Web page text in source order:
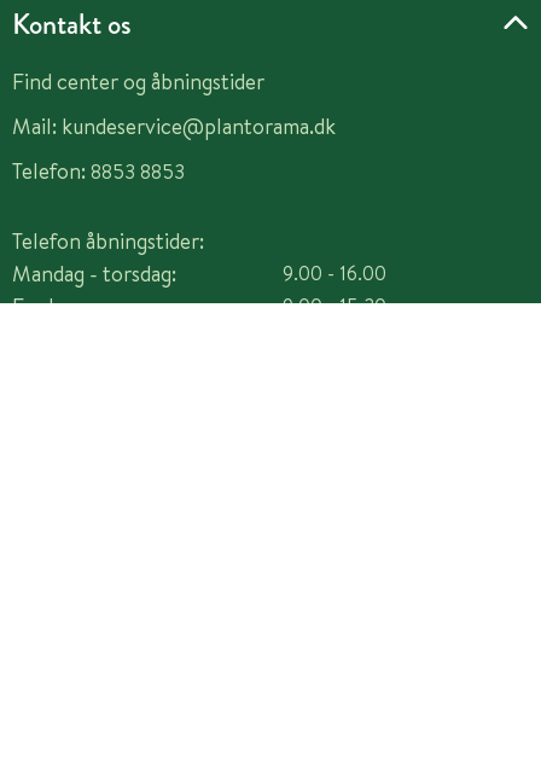
Kontakt os
Find center og åbningstider
Mail: kundeservice@plantorama.dk
Telefon: 8853 8853
Telefon åbningstider:
Mandag - torsdag:
Fredag:
9.00 - 16.00
9.00 - 15.30